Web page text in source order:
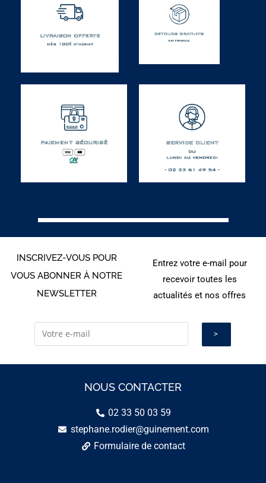
INSCRIVEZ-VOUS POUR
VOUS ABONNER À NOTRE
NEWSLETTER
Entrez votre e-mail pour
recevoir toutes les
actualités et nos offres
NOUS CONTACTER
02 33 50 03 59
stephane.rodier@guinement.com
Formulaire de contact